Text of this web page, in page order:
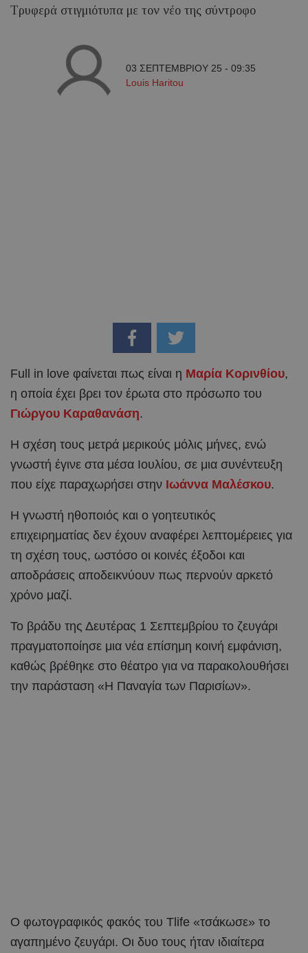
Τρυφερά στιγμιότυπα με τον νέο της σύντροφο
03 ΣΕΠΤΕΜΒΡΙΟΥ 25 - 09:35
Louis Haritou
Full in love φαίνεται πως είναι η Μαρία Κορινθίου,
η οποία έχει βρει τον έρωτα στο πρόσωπο του
Γιώργου Καραθανάση.
Η σχέση τους μετρά μερικούς μόλις μήνες, ενώ
γνωστή έγινε στα μέσα Ιουλίου, σε μια συνέντευξη
που είχε παραχωρήσει στην Ιωάννα Μαλέσκου.
Η γνωστή ηθοποιός και ο γοητευτικός
επιχειρηματίας δεν έχουν αναφέρει λεπτομέρειες για
τη σχέση τους, ωστόσο οι κοινές έξοδοι και
αποδράσεις αποδεικνύουν πως περνούν αρκετό
χρόνο μαζί.
Το βράδυ της Δευτέρας 1 Σεπτεμβρίου το ζευγάρι
πραγματοποίησε μια νέα επίσημη κοινή εμφάνιση,
καθώς βρέθηκε στο θέατρο για να παρακολουθήσει
την παράσταση «Η Παναγία των Παρισίων».
Ο φωτογραφικός φακός του Tlife «τσάκωσε» το
αγαπημένο ζευγάρι. Οι δυο τους ήταν ιδιαίτερα